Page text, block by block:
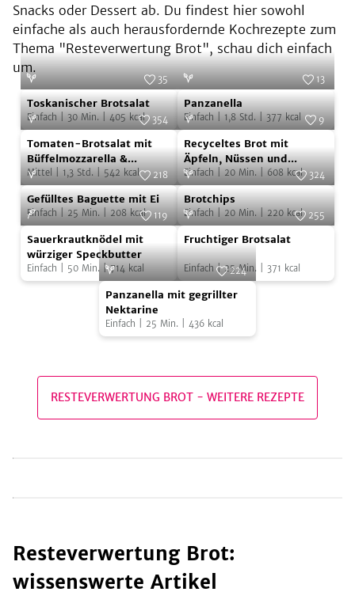
Snacks oder Dessert ab. Du findest hier sowohl
einfache als auch herausfordernde Kochrezepte zum
Thema "Resteverwertung Brot", schau dich einfach
um.
Toskanischer
Brotsalat
Foto:Joerg Lehmann
35
Toskanischer Brotsalat
Einfach 30 Min. 405 kcal
Panzanella Foto:Peter Cassidy
13
Panzanella
Einfach 1,8 Std. 377 kcal
Tomaten-
Brotsalat
mit
Büffelmozzarella
&
gegrillter
Paprika
Foto: SevenCooks
354
Tomaten-Brotsalat mit
Büffelmozzarella &
gegrillter Paprika
Mittel 1,3 Std. 542 kcal
Recyceltes
Brot
mit
Äpfeln,
Nüssen
und
Ingwersauce
Kunstmann Verlag
9
Recyceltes Brot mit
Äpfeln, Nüssen und
Ingwersauce
Einfach 20 Min. 608 kcal
Gefülltes
Baguette
mit
Ei
Foto:SevenCooks
218
Gefülltes Baguette mit Ei
Einfach 25 Min. 208 kcal
Brotchips Foto:SevenCooks
324
Brotchips
Einfach 20 Min. 220 kcal
Sauerkrautknödel
mit
würziger
Foto: SevenCooks
119
Sauerkrautknödel mit
würziger Speckbutter
Einfach 50 Min. |714 kcal
Fruchtiger
Brotsalat
Foto:
255
Fruchtiger Brotsalat
Einfach |25 Min. 371 kcal
Panzanella
mit
gegrillter
Foto: SevenCooks
224
Panzanella mit gegrillter
Nektarine
Einfach 25 Min. 436 kcal
RESTEVERWERTUNG BROT - WEITERE REZEPTE
Resteverwertung Brot:
wissenswerte Artikel